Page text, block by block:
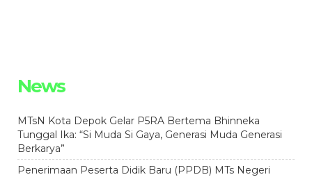
News
MTsN Kota Depok Gelar P5RA Bertema Bhinneka
Tunggal Ika: “Si Muda Si Gaya, Generasi Muda Generasi
Berkarya”
Penerimaan Peserta Didik Baru (PPDB) MTs Negeri